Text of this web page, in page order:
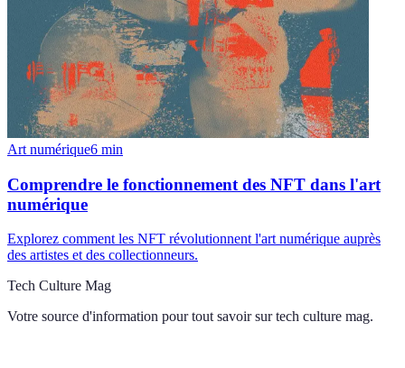
Art numérique6 min
Comprendre le fonctionnement des NFT dans l'art
numérique
Explorez comment les NFT révolutionnent l'art numérique auprès
des artistes et des collectionneurs.
Tech Culture Mag
Votre source d'information pour tout savoir sur tech culture mag.